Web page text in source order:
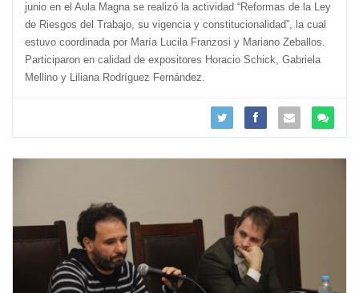
junio en el Aula Magna se realizó la actividad “Reformas de la Ley
de Riesgos del Trabajo, su vigencia y constitucionalidad”, la cual
estuvo coordinada por María Lucila Franzosi y Mariano Zeballos.
Participaron en calidad de expositores Horacio Schick, Gabriela
Mellino y Liliana Rodríguez Fernández.